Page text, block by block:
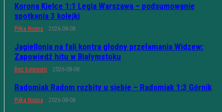
Korona Kielce 1:1 Legia Warszawa – podsumowanie
spotkania 3 kolejki
Piłka Nożna 2026-08-08
Jagiellonia na fali kontra głodny przełamania Widzew:
Zapowiedź hitu w Białymstoku
Bez kategorii 2026-08-08
Radomiak Radom rozbity u siebie – Radomiak 1:3 Górnik
Piłka Nożna 2026-08-08